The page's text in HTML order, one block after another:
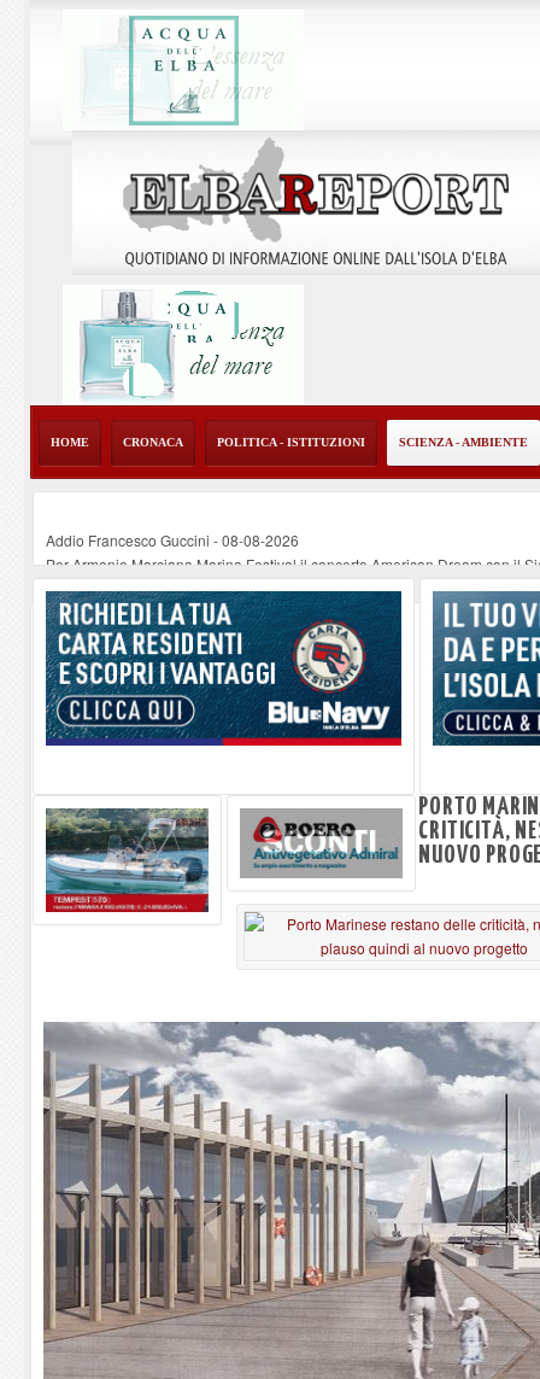
HOME CRONACA POLITICA - ISTITUZIONI SCIENZA - AMBIENTE
Addio Francesco Guccini -08-08-2026
Per Armonie Marciana Marina Festival il concerto American Dream con il
Disservizi nella raccolta rifiuti a Rio Marina, la nota di ESA
-08-08-2026
Domenica il Sand Art Show a Portoferraio
-08-08-2026
Gestione dello stadio “Mario Giannoni”, siglata la convenzione tra
PORTO
CRITICITÀ,
NUOVO